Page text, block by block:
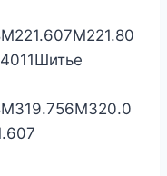
М221.607М221.80
М319.756М320.0